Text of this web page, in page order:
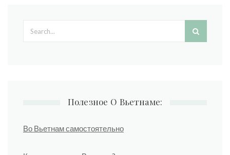
Search form
Полезное О Вьетнаме:
Во Вьетнам самостоятельно